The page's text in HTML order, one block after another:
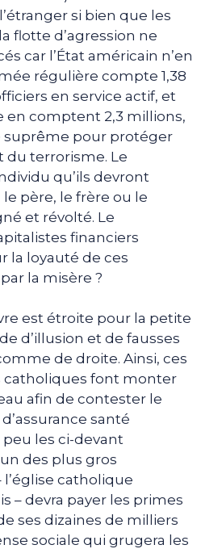
si bien que les
flotte d’agression ne
car l’État américain n’en
régulière compte 1,38
en service actif, et
en comptent 2,3 millions,
suprême pour protéger
du terrorisme. Le
qu’ils devront
père, le frère ou le
et révolté. Le
financiers
la loyauté de ces
la misère ?
est étroite pour la petite
d’illusion et de fausses
de droite. Ainsi, ces
catholiques font monter
afin de contester le
santé
les ci-devant
des plus gros
catholique
– devra payer les primes
ses dizaines de milliers
sociale qui grugera les